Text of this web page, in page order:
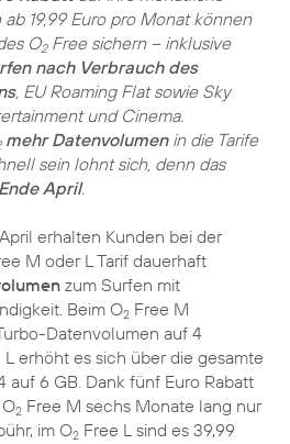
19,99 Euro pro Monat können
O2Free sichern – inklusive
nach Verbrauch des
, EU Roaming Flat sowie Sky
und Cinema.
mehr Datenvolumenin die Tarife
sein lohnt sich, denn das
April.
erhalten Kunden bei der
M oder L Tarif dauerhaft
zum Surfen mit
Beim O2 Free M
Datenvolumen auf 4
L erhöht es sich über die gesamte
auf 6 GB. Dank fünf Euro Rabatt
2 Free M sechs Monate lang nur
im O2 Free L sind es 39,99